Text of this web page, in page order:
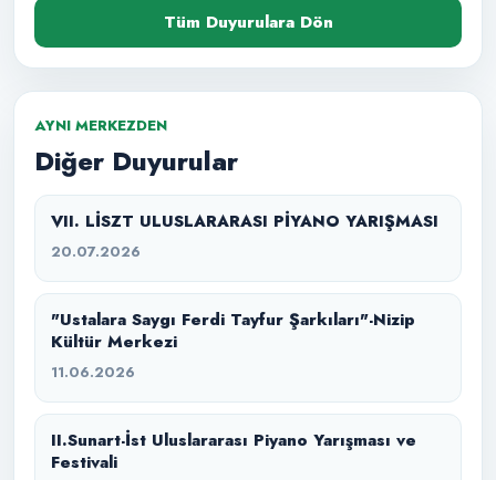
Tüm Duyurulara Dön
AYNI MERKEZDEN
Diğer Duyurular
VII. LİSZT ULUSLARARASI PİYANO YARIŞMASI
20.07.2026
"Ustalara Saygı Ferdi Tayfur Şarkıları"-Nizip
Kültür Merkezi
11.06.2026
II.Sunart-İst Uluslararası Piyano Yarışması ve
Festivali